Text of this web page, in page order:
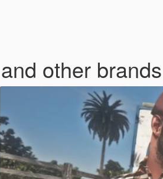
other